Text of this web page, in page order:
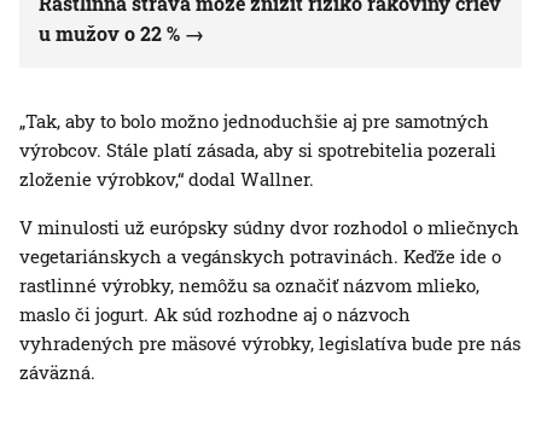
u mužov o 22 %
„Tak, aby to bolo možno jednoduchšie aj pre samotných
výrobcov. Stále platí zásada, aby si spotrebitelia pozerali
zloženie výrobkov,“ dodal Wallner.
V minulosti už európsky súdny dvor rozhodol o mliečnych
vegetariánskych a vegánskych potravinách. Keďže ide o
rastlinné výrobky, nemôžu sa označiť názvom mlieko,
maslo či jogurt. Ak súd rozhodne aj o názvoch
vyhradených pre mäsové výrobky, legislatíva bude pre nás
záväzná.